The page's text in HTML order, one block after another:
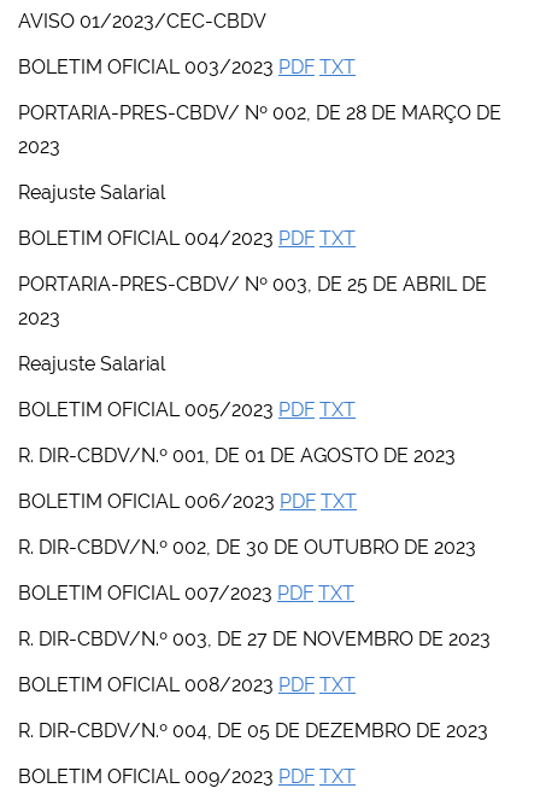
AVISO 01/2023/CEC-CBDV
BOLETIM OFICIAL 003/2023 PDF TXT
PORTARIA-PRES-CBDV/ Nº 002, DE 28 DE MARÇO DE
2023
Reajuste Salarial
BOLETIM OFICIAL 004/2023 PDF TXT
PORTARIA-PRES-CBDV/ Nº 003, DE 25 DE ABRIL DE
2023
Reajuste Salarial
BOLETIM OFICIAL 005/2023 PDF TXT
R. DIR-CBDV/N.º 001, DE 01 DE AGOSTO DE 2023
BOLETIM OFICIAL 006/2023 PDF TXT
R. DIR-CBDV/N.º 002, DE 30 DE OUTUBRO DE 2023
BOLETIM OFICIAL 007/2023 PDF TXT
R. DIR-CBDV/N.º 003, DE 27 DE NOVEMBRO DE 2023
BOLETIM OFICIAL 008/2023 PDF TXT
R. DIR-CBDV/N.º 004, DE 05 DE DEZEMBRO DE 2023
BOLETIM OFICIAL 009/2023 PDF TXT